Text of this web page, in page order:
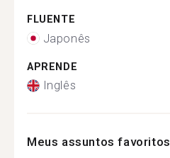
FLUENTE
Japonês
APRENDE
Inglês
Meus assuntos favoritos